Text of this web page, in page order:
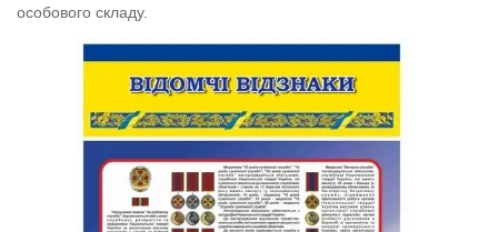
особового складу.